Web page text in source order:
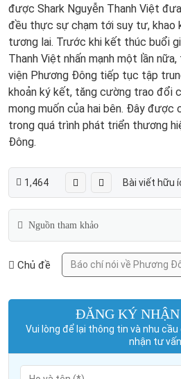
được Shark Nguyễn Thanh Việt
đều thực sự chạm tới suy tư, khao
tương lai. Trước khi kết thúc buổi
Thanh Việt nhấn mạnh một lần
viện Phương Đông tiếp tục tập
khoản ký kết, tăng cường trao đổi
mong muốn của hai bên. Đây được
trong quá trình phát triển thương
Đông.
1,464 Bài viết hữu
Nguồn tham khảo
Chủ đề Báo chí nói về Phương
ĐĂNG KÝ
Vui lòng để lại thông tin và nhu
nhận tư vấn